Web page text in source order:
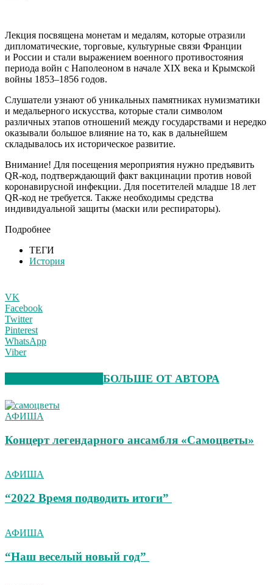
Лекция посвящена монетам и медалям, которые отразили
дипломатические, торговые, культурные связи Франции
и России и стали выражением военного противостояния
периода войн с Наполеоном в начале XIX века и Крымской
войны 1853–1856 годов.
Слушатели узнают об уникальных памятниках нумизматики
и медальерного искусства, которые стали символом
различных этапов отношений между государствами и нередко
оказывали большое влияние на то, как в дальнейшем
складывалось их историческое развитие.
Внимание! Для посещения мероприятия нужно предъявить
QR-код, подтверждающий факт вакцинации против новой
коронавирусной инфекции. Для посетителей младше 18 лет
QR-код не требуется. Также необходимы средства
индивидуальной защиты (маски или респираторы).
Подробнее
ТЕГИ
История
VK
Facebook
Twitter
Pinterest
WhatsApp
Viber
БОЛЬШЕ ОТ АВТОРА
АФИША
Концерт легендарного ансамбля «Самоцветы»
АФИША
“2022 Время подводить итоги”
АФИША
“Наш веселый новый год”